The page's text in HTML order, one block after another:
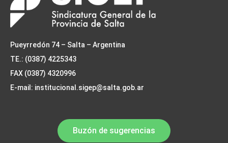
Pueyrredón 74 – Salta – Argentina
TE.: (0387) 4225343
FAX (0387) 4320996
E-mail: institucional.sigep@salta.gob.ar
Buzón de sugerencias